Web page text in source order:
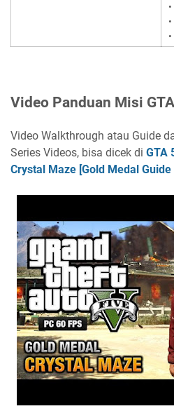
Video Panduan Misi
Video Walkthrough atau Guide
Series Videos, bisa dicek di GTA
Crystal Maze [Gold Medal